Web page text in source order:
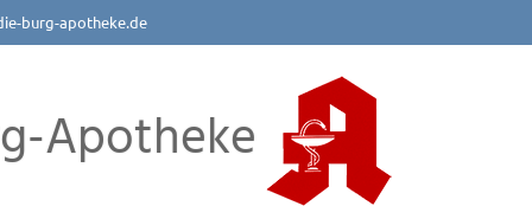
burg-apotheke.de
Apotheke